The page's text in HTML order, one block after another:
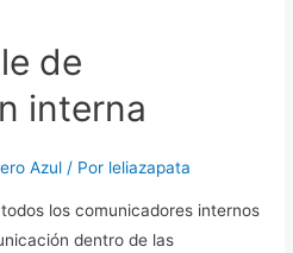
de
interna
Azul / Por leliazapata
los comunicadores internos
dentro de las